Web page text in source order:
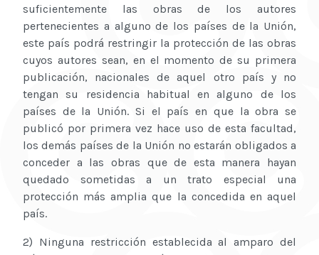
suficientemente las obras de los autores
pertenecientes a alguno de los países de la Unión,
este país podrá restringir la protección de las obras
cuyos autores sean, en el momento de su primera
publicación, nacionales de aquel otro país y no
tengan su residencia habitual en alguno de los
países de la Unión. Si el país en que la obra se
publicó por primera vez hace uso de esta facultad,
los demás países de la Unión no estarán obligados a
conceder a las obras que de esta manera hayan
quedado sometidas a un trato especial una
protección más amplia que la concedida en aquel
país.
2) Ninguna restricción establecida al amparo del